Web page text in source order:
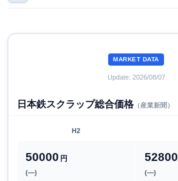
MARKET DATA
Update: 2026/08/07
日本鉄スクラップ総合価格（産業新聞）
H2
50000 円
(―)
52800
(―)